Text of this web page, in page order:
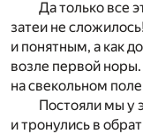
Да только все
затеи не
и понятным, а как
возле первой
на свекольном
Постояли мы у
и тронулись в